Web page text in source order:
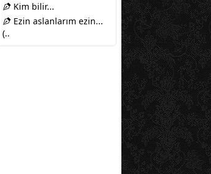
Kim bilir...
Ezin aslanlarım ezin...
(..